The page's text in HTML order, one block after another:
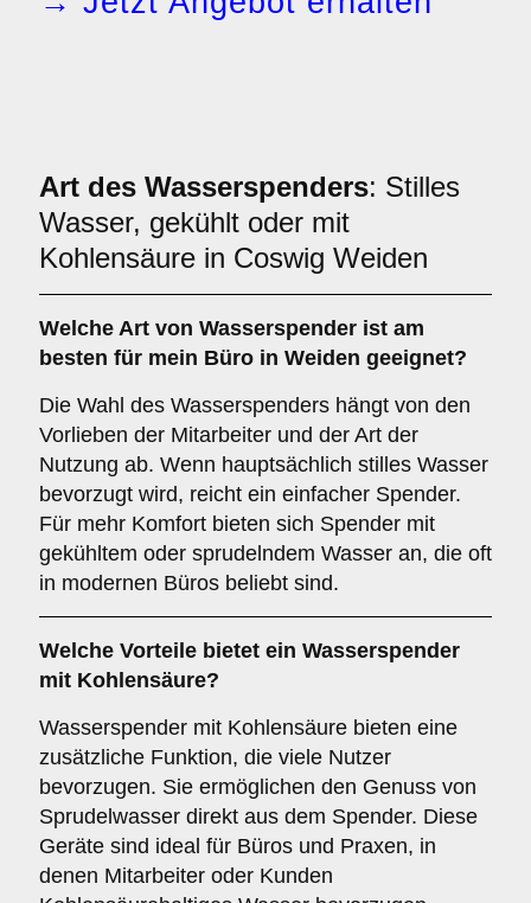
Art des Wasserspenders: Stilles
Wasser, gekühlt oder mit
Kohlensäure in Coswig Weiden
Welche Art von Wasserspender ist am
besten für mein Büro in Weiden geeignet?
Die Wahl des Wasserspenders hängt von den
Vorlieben der Mitarbeiter und der Art der
Nutzung ab. Wenn hauptsächlich stilles Wasser
bevorzugt wird, reicht ein einfacher Spender.
Für mehr Komfort bieten sich Spender mit
gekühltem oder sprudelndem Wasser an, die oft
in modernen Büros beliebt sind.
Welche Vorteile bietet ein Wasserspender
mit Kohlensäure?
Wasserspender mit Kohlensäure bieten eine
zusätzliche Funktion, die viele Nutzer
bevorzugen. Sie ermöglichen den Genuss von
Sprudelwasser direkt aus dem Spender. Diese
Geräte sind ideal für Büros und Praxen, in
denen Mitarbeiter oder Kunden